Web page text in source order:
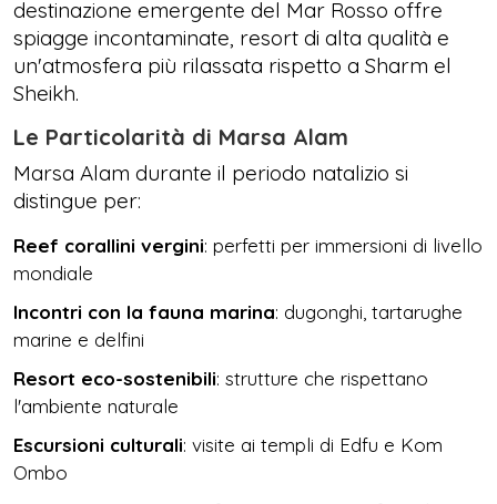
destinazione emergente del Mar Rosso offre
spiagge incontaminate, resort di alta qualità e
un'atmosfera più rilassata rispetto a Sharm el
Sheikh.
Le Particolarità di Marsa Alam
Marsa Alam durante il periodo natalizio si
distingue per:
Reef corallini vergini: perfetti per immersioni di livello
mondiale
Incontri con la fauna marina: dugonghi, tartarughe
marine e delfini
Resort eco-sostenibili: strutture che rispettano
l'ambiente naturale
Escursioni culturali: visite ai templi di Edfu e Kom
Ombo